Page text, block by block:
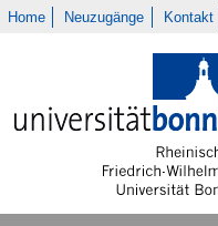
Home Neuzugänge Kontakt